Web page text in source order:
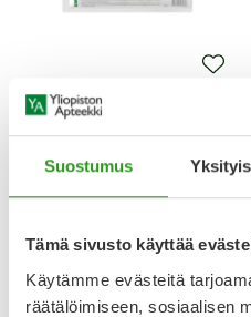
Suostumus
Tämä sivusto käyttää
Käytämme evästeitä
räätälöimiseen, sosiaalisen
MEDRULL
MEDRULL ULTRA PORE
20 CM 1 KPL
1,20 €